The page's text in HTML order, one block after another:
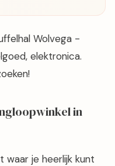
Wolvega -
elektronica.
in
waar je heerlijk kunt